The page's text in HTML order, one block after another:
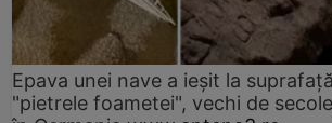
Epava unei nave a ieșit la
"pietrele foametei", vechi de